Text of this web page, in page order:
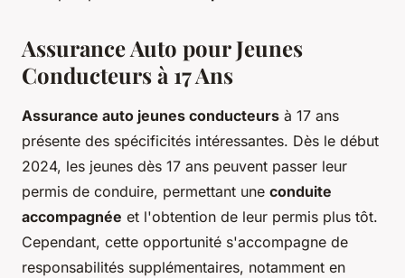
Assurance Auto pour Jeunes
Conducteurs à 17 Ans
Assurance auto jeunes conducteurs à 17 ans
présente des spécificités intéressantes. Dès le début
2024, les jeunes dès 17 ans peuvent passer leur
permis de conduire, permettant une conduite
accompagnée et l'obtention de leur permis plus tôt.
Cependant, cette opportunité s'accompagne de
responsabilités supplémentaires, notamment en